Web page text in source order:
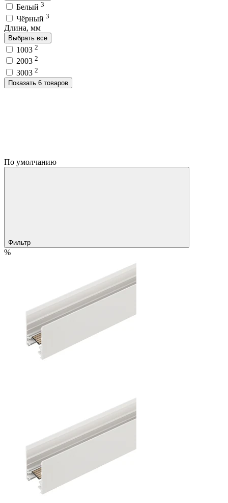
Белый 3
Чёрный 3
Длина, мм
Выбрать все
1003 2
2003 2
3003 2
Показать 6 товаров
По умолчанию
Фильтр
%